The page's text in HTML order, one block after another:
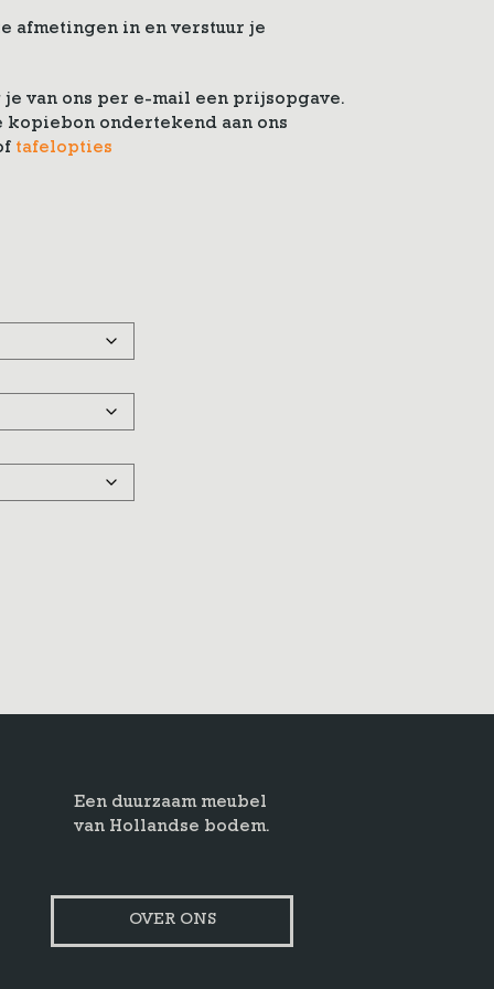
afmetingen in en verstuur je
van ons per e-mail een prijsopgave.
kopiebon ondertekend aan ons
tafelopties
Een duurzaam meubel
van Hollandse bodem.
OVER ONS